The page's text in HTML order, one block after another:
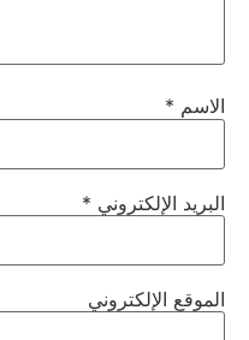
الاسم *
البريد الإلكتروني *
الموقع الإلكتروني